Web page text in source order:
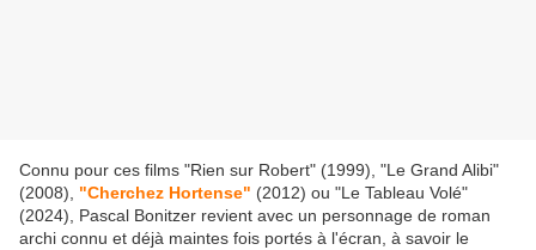
Connu pour ces films "Rien sur Robert" (1999), "Le Grand Alibi"
(2008), "Cherchez Hortense" (2012) ou "Le Tableau Volé"
(2024), Pascal Bonitzer revient avec un personnage de roman
archi connu et déjà maintes fois portés à l'écran, à savoir le